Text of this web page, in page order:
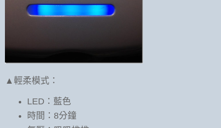
▲輕柔模式：
LED：藍色
時間：8分鐘